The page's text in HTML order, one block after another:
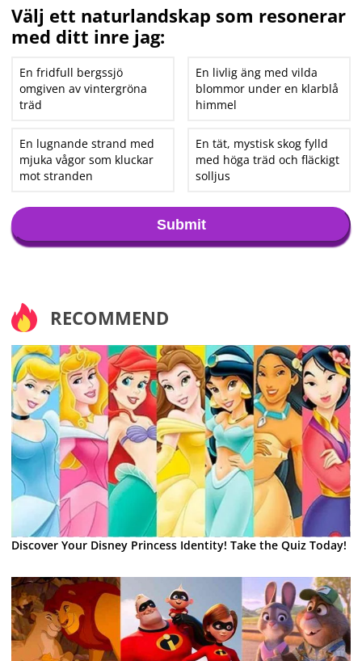
Välj ett naturlandskap som resonerar
med ditt inre jag:
En fridfull bergssjö
omgiven av vintergröna
träd
En livlig äng med vilda
blommor under en klarblå
himmel
En lugnande strand med
mjuka vågor som kluckar
mot stranden
En tät, mystisk skog fylld
med höga träd och fläckigt
solljus
Submit
RECOMMEND
Discover Your Disney Princess Identity! Take the Quiz Today!